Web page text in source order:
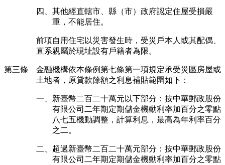
四、其他經直轄市、縣（市）政府認定住屋受損嚴
重，不能居住。
前項自用住宅以災害發生時，受災戶本人或其配偶、
直系親屬於現址設有戶籍者為限。
第三條 金融機構依本條例第七條第一項規定承受災區房屋或
土地者，原貸款餘額之利息補貼範圍如下：
一、新臺幣二百二十萬元以下部分：按中華郵政股份
有限公司二年期定期儲金機動利率加百分之零點
八七五機動調整，計算利息，最高為年利率百分
之二。
二、超過新臺幣二百二十萬元部分：按中華郵政股份
有限公司二年期定期儲金機動利率加百分之零點